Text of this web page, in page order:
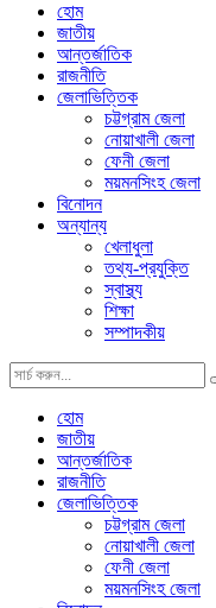
হোম
জাতীয়
আন্তর্জাতিক
রাজনীতি
জেলাভিত্তিক
চট্টগ্রাম জেলা
নোয়াখালী জেলা
ফেনী জেলা
ময়মনসিংহ জেলা
বিনোদন
অন্যান্য
খেলাধুলা
তথ্য-প্রযুক্তি
স্বাস্থ্য
শিক্ষা
সম্পাদকীয়
হোম
জাতীয়
আন্তর্জাতিক
রাজনীতি
জেলাভিত্তিক
চট্টগ্রাম জেলা
নোয়াখালী জেলা
ফেনী জেলা
ময়মনসিংহ জেলা